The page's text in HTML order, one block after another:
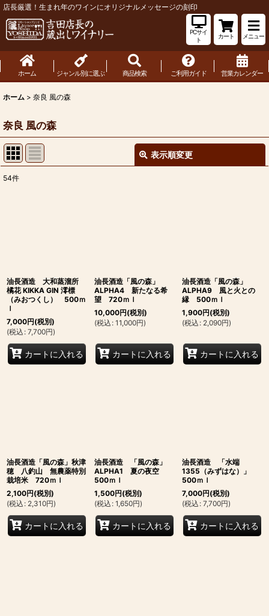
店長厳選！生まれ年のワインにオリジナルメッセージの刻印
PCサイ
ト
カート メニュー
ホーム ジャンル別に選ぶ 商品検索 ご利用ガイド 営業カレンダー
ホーム > 奈良 風の森
奈良 風の森
表示順変更
54件
油長酒造 大和蒸溜所
橘花 KIKKA GIN 澪標
（みおつくし） 500ｍ
ｌ
7,000円(税別)
(税込 : 7,700円)
カートに入れる
油長酒造「風の森」
ALPHA4 新たなる希
望 720ｍｌ
10,000円(税別)
(税込 : 11,000円)
カートに入れる
油長酒造「風の森」
ALPHA9 風と火との
縁 500ｍｌ
1,900円(税別)
(税込 : 2,090円)
カートに入れる
油長酒造「風の森」秋津
穂 八釣山 無農薬特別
栽培米 720ｍｌ
2,100円(税別)
(税込 : 2,310円)
カートに入れる
油長酒造 「風の森」
ALPHA1 夏の夜空
500ｍｌ
1,500円(税別)
(税込 : 1,650円)
カートに入れる
油長酒造 「水端
1355（みずはな）」
500ｍｌ
7,000円(税別)
(税込 : 7,700円)
カートに入れる